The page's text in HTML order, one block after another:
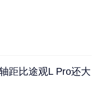
距比途观L Pro还大